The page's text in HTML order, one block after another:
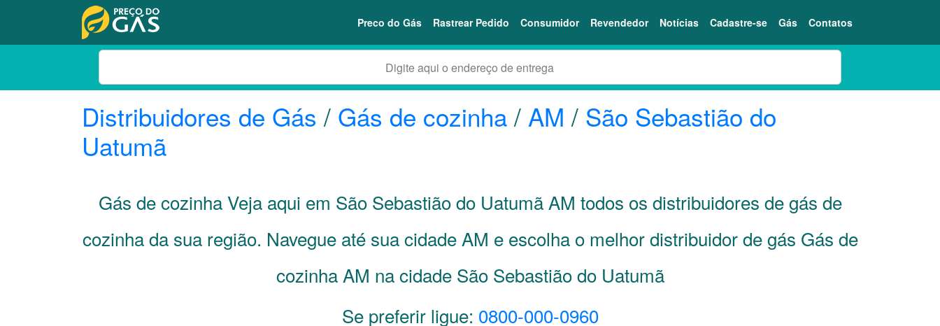
Preco do Gás Rastrear Pedido Consumidor Revendedor Notícias Cadastre-se Gás Contatos
Distribuidores de Gás/ Gás de cozinha/ AM / São Sebastião do
Uatumã
Gás de cozinha Veja aqui em São Sebastião do Uatumã AM todos os distribuidores de gás de
cozinha da sua região. Navegue até sua cidade AM e escolha o melhor distribuidor de gás Gás de
cozinha AM na cidade São Sebastião do Uatumã
Se preferir ligue: 0800-000-0960